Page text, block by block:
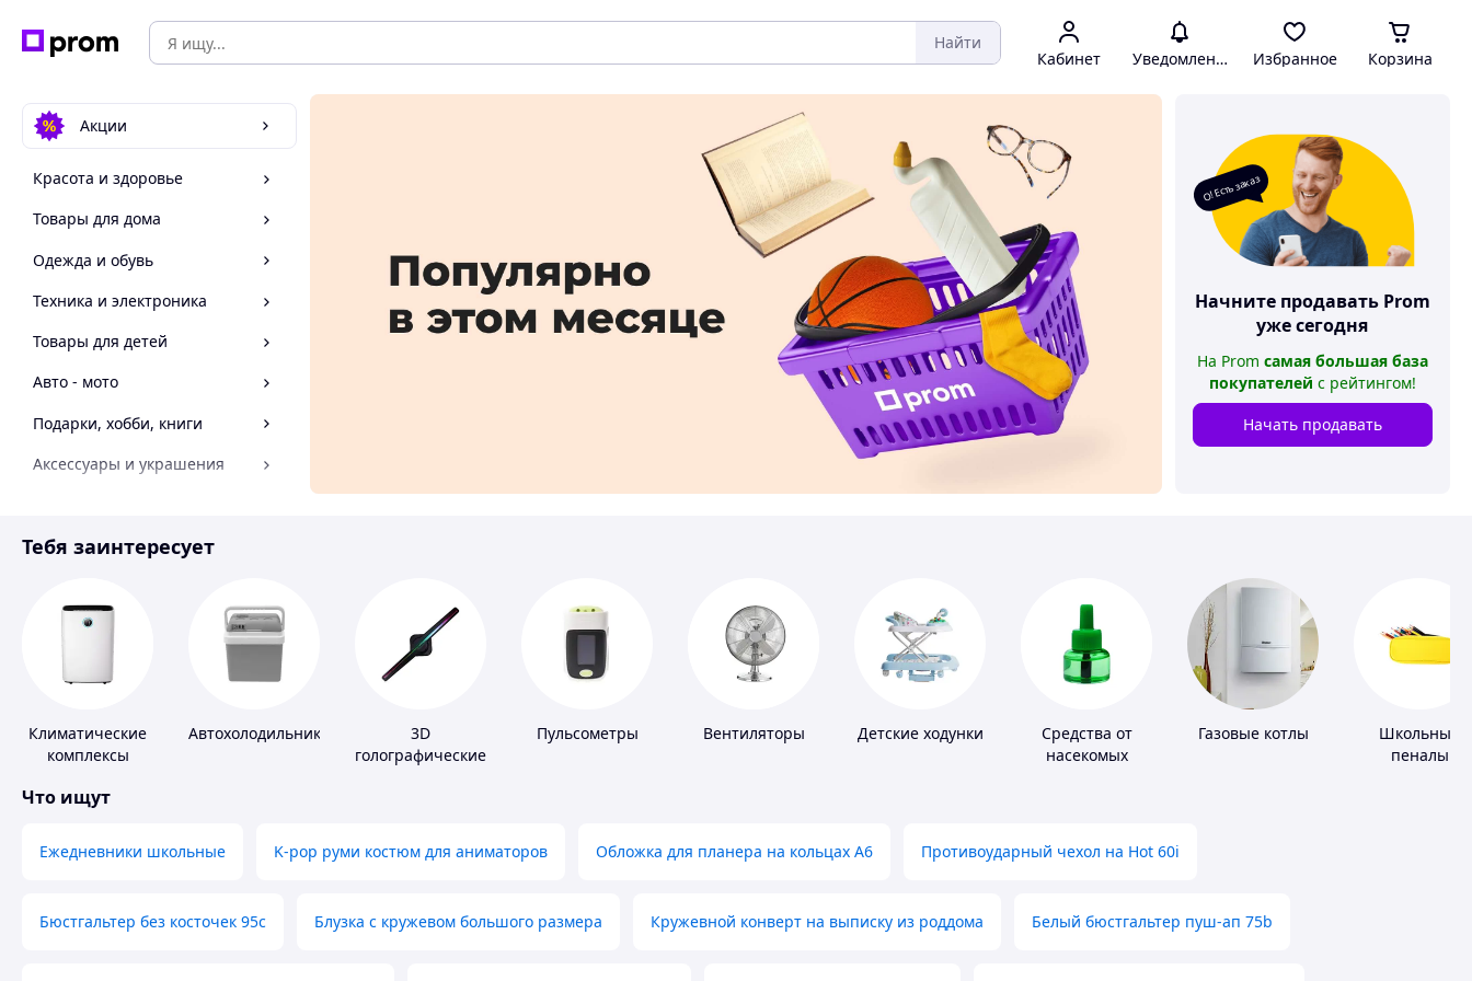
Найти
Кабинет Уведомления Избранное Корзина
Акции
Красота и здоровье
Товары для дома
Одежда и обувь
Техника и электроника
Товары для детей
Авто - мото
Подарки, хобби, книги
Аксессуары и украшения
Спорт и отдых
О! Есть заказ
Начните продавать Prom
уже сегодня
На Prom самая большая база
покупателей с рейтингом!
Начать продавать
Тебя заинтересует
Климатические
комплексы
Автохолодильники
3D
голографические
Пульсометры Вентиляторы Детские ходунки
Средства от
насекомых
Газовые котлы
Школьные
пеналы
Что ищут
Ежедневники школьные K-pop руми костюм для аниматоров Обложка для планера на кольцах А6 Противоударный чехол на Hot 60i
Бюстгальтер без косточек 95с Блузка с кружевом большого размера Кружевной конверт на выписку из роддома Белый бюстгальтер пуш-ап 75b